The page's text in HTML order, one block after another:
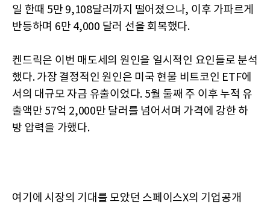
일 한때 5만 9,108달러까지 떨어졌으나, 이후 가파르게
반등하며 6만 4,000 달러 선을 회복했다.
켄드릭은 이번 매도세의 원인을 일시적인 요인들로 분석
했다. 가장 결정적인 원인은 미국 현물 비트코인 ETF에
서의 대규모 자금 유출이었다. 5월 둘째 주 이후 누적 유
출액만 57억 2,000만 달러를 넘어서며 가격에 강한 하
방 압력을 가했다.
여기에 시장의 기대를 모았던 스페이스X의 기업공개